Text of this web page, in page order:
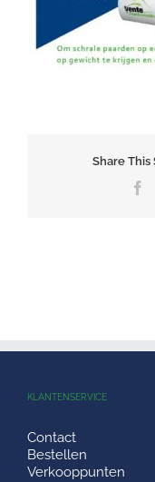
Share This
KLANTENSERVICE
Contact
Bestellen
Verkooppunten